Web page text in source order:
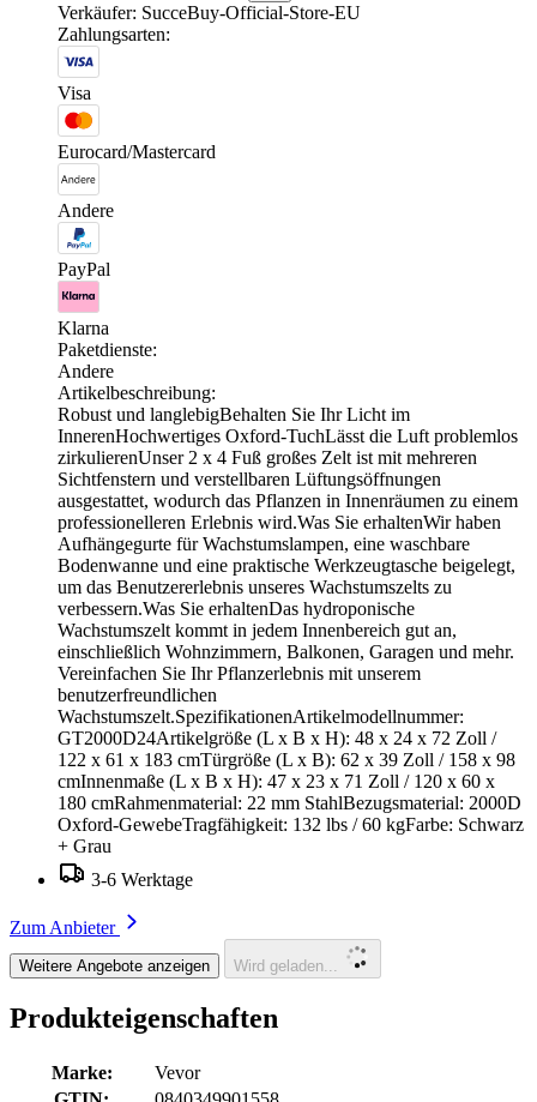
Verkäufer: SucceBuy-Official-Store-EU
Zahlungsarten:
Visa
Eurocard/Mastercard
Andere
PayPal
Klarna
Paketdienste:
Andere
Artikelbeschreibung:
Robust und langlebigBehalten Sie Ihr Licht im
InnerenHochwertiges Oxford-TuchLässt die Luft problemlos
zirkulierenUnser 2 x 4 Fuß großes Zelt ist mit mehreren
Sichtfenstern und verstellbaren Lüftungsöffnungen
ausgestattet, wodurch das Pflanzen in Innenräumen zu einem
professionelleren Erlebnis wird.Was Sie erhaltenWir haben
Aufhängegurte für Wachstumslampen, eine waschbare
Bodenwanne und eine praktische Werkzeugtasche beigelegt,
um das Benutzererlebnis unseres Wachstumszelts zu
verbessern.Was Sie erhaltenDas hydroponische
Wachstumszelt kommt in jedem Innenbereich gut an,
einschließlich Wohnzimmern, Balkonen, Garagen und mehr.
Vereinfachen Sie Ihr Pflanzerlebnis mit unserem
benutzerfreundlichen
Wachstumszelt.SpezifikationenArtikelmodellnummer:
GT2000D24Artikelgröße (L x B x H): 48 x 24 x 72 Zoll /
122 x 61 x 183 cmTürgröße (L x B): 62 x 39 Zoll / 158 x 98
cmInnenmaße (L x B x H): 47 x 23 x 71 Zoll / 120 x 60 x
180 cmRahmenmaterial: 22 mm StahlBezugsmaterial: 2000D
Oxford-GewebeTragfähigkeit: 132 lbs / 60 kgFarbe: Schwarz
+ Grau
3-6 Werktage
Zum Anbieter
Weitere Angebote anzeigen Wird geladen...
Produkteigenschaften
Marke:
Vevor